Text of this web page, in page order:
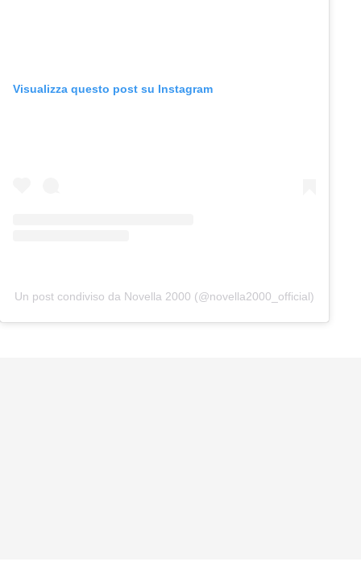
Visualizza questo post su Instagram
Un post condiviso da Novella 2000 (@novella2000_official)